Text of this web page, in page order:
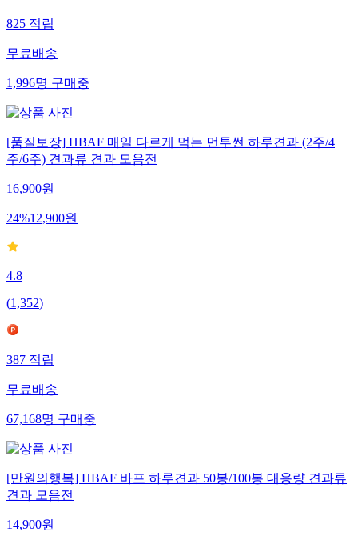
825적립
무료배송
1,996명구매중
[품질보장] HBAF 매일 다르게 먹는 먼투썬 하루견과 (2주/4
주/6주) 견과류 견과 모음전
16,900원
24%12,900원
4.8
(1,352)
387적립
무료배송
67,168명구매중
[만원의행복] HBAF 바프 하루견과 50봉/100봉 대용량 견과류
견과 모음전
14,900원